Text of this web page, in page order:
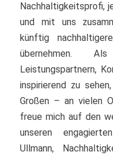
Nachhaltigkeitsprofi,
und mit uns
künftig
übernehmen.
Leistungspartnern,
inspirierend zu
Großen – an vielen
freue mich auf den
unseren
Ullmann,